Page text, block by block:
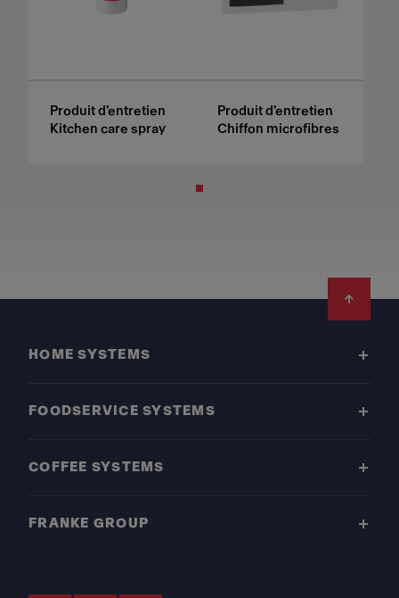
Produit d'entretien
Kitchen care spray
Produit d'entretien
Chiffon microfibres
HOME SYSTEMS
FOODSERVICE SYSTEMS
COFFEE SYSTEMS
FRANKE GROUP